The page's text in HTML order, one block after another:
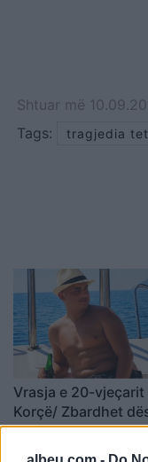
Shtuar më
Tags:
tragjedia
Vrasja e 20-vjeçarit
Korçë/ Zbardhet
e autorit, shkak
i të dashurës nga